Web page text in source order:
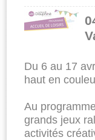
Du 6 au 17
haut en
Au
grands jeux
activités